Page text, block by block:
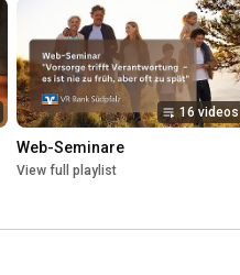
16 videos
Web-Seminare
View full playlist